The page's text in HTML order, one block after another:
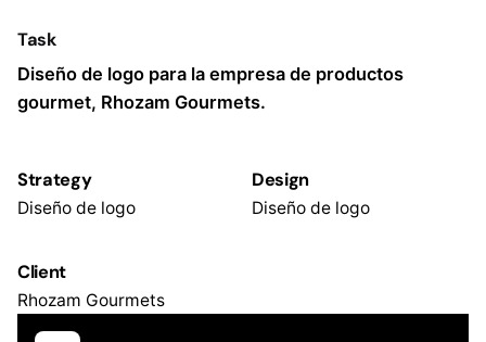
Task
Diseño de logo para la empresa de productos
gourmet, Rhozam Gourmets.
Strategy
Diseño de logo
Design
Diseño de logo
Client
Rhozam Gourmets